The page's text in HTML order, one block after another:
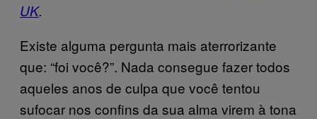
UK.
Existe alguma pergunta mais aterrorizante
que: “foi você?”. Nada consegue fazer todos
aqueles anos de culpa que você tentou
sufocar nos confins da sua alma virem à tona